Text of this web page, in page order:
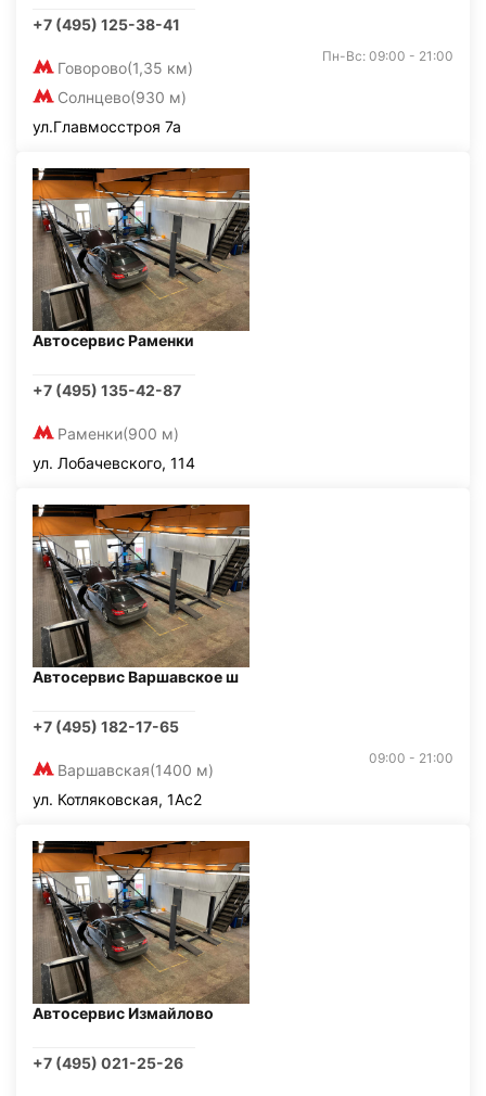
+7 (495) 125-38-41
Говорово(1,35 км)
Солнцево(930 м)
Пн-Вс: 09:00 - 21:00
ул.Главмосстроя 7а
Автосервис Раменки
+7 (495) 135-42-87
Раменки(900 м)
ул. Лобачевского, 114
Автосервис Варшавское ш
+7 (495) 182-17-65
Варшавская(1400 м)
09:00 - 21:00
ул. Котляковская, 1Ас2
Автосервис Измайлово
+7 (495) 021-25-26